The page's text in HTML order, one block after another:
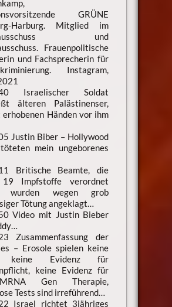
GRÜNE
Harburg. Mitglied im
und
Frauenpolitische
und Fachsprecherin für
Instagram,
Israelischer Soldat
älteren Palästinenser,
Händen vor ihm
Justin Biber – Hollywood
mein ungeborenes
Britische Beamte, die
Impfstoffe verordnet
wurden wegen grob
Tötung angeklagt…
Video mit Justin Bieber
Zusammenfassung der
– Erosole spielen keine
keine Evidenz für
keine Evidenz für
Gen Therapie,
Tests sind irreführend…
Israel richtet 3jähriges